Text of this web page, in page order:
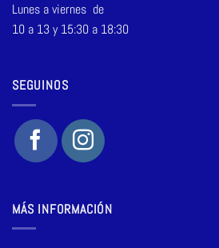
Lunes a viernes de
10 a 13 y 15:30 a 18:30
SEGUINOS
MÁS INFORMACIÓN